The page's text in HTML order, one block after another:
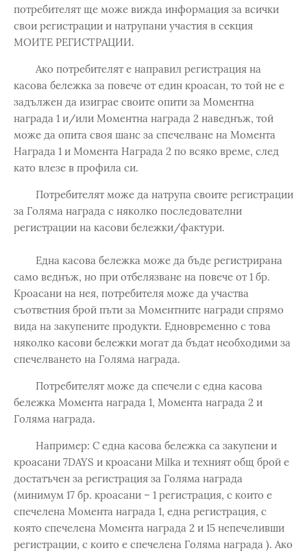
потребителят ще може вижда информация за всички
свои регистрации и натрупани участия в секция
МОИТЕ РЕГИСТРАЦИИ.
Ако потребителят е направил регистрация на
касова бележка за повече от един кроасан, то той не е
задължен да изиграе своите опити за Моментна
награда 1 и/или Моментна награда 2 наведнъж, той
може да опита своя шанс за спечелване на Момента
Награда 1 и Момента Награда 2 по всяко време, след
като влезе в профила си.
Потребителят може да натрупа своите регистрации
за Голяма награда с няколко последователни
регистрации на касови бележки/фактури.
Една касова бележка може да бъде регистрирана
само веднъж, но при отбелязване на повече от 1 бр.
Кроасани на нея, потребителя може да участва
съответния брой пъти за Моментните награди спрямо
вида на закупените продукти. Едновременно с това
няколко касови бележки могат да бъдат необходими за
спечелването на Голяма награда.
Потребителят може да спечели с една касова
бележка Момента награда 1, Момента награда 2 и
Голяма награда.
Например: С една касова бележка са закупени и
кроасани 7DAYS и кроасани Milka и техният общ брой е
достатъчен за регистрация за Голяма награда
(минимум 17 бр. кроасани – 1 регистрация, с които е
спечелена Момента награда 1, една регистрация, с
която спечелена Момента награда 2 и 15 непечеливши
регистрации, с които е спечелена Голяма награда ). Ако